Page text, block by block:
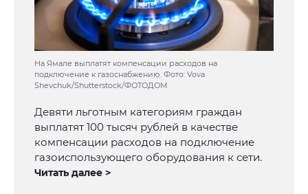
На Ямале выплатят компенсации расходов на
подключение к газоснабжению. Фото: Vova
Shevchuk/Shutterstock/ФОТОДОМ
Девяти льготным категориям граждан
выплатят 100 тысяч рублей в качестве
компенсации расходов на подключение
газоиспользующего оборудования к сети.
Читать далее >